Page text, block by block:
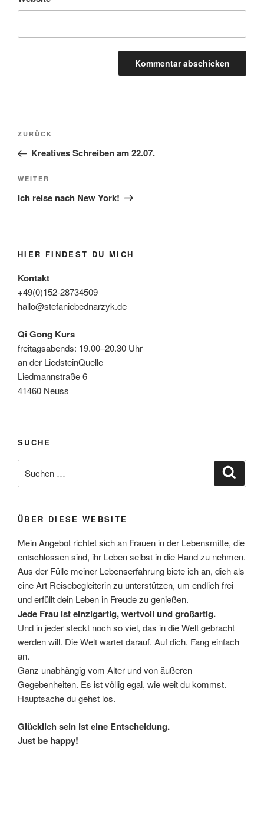
Beitragsnavigation
Vorheriger
Beitrag
ZURÜCK
Kreatives Schreiben am 22.07.
Nächster
Beitrag
WEITER
Ich reise nach New York!
HIER FINDEST DU MICH
Kontakt
+49(0)152-28734509
hallo@stefaniebednarzyk.de
Qi Gong Kurs
freitagsabends: 19.00–20.30 Uhr
an der LiedsteinQuelle
Liedmannstraße 6
41460 Neuss
SUCHE
nach:
ÜBER DIESE WEBSITE
Mein Angebot richtet sich an Frauen in der Lebensmitte, die
entschlossen sind, ihr Leben selbst in die Hand zu nehmen.
Aus der Fülle meiner Lebenserfahrung biete ich an, dich als
eine Art Reisebegleiterin zu unterstützen, um endlich frei
und erfüllt dein Leben in Freude zu genießen.
Jede Frau ist einzigartig, wertvoll und großartig.
Und in jeder steckt noch so viel, das in die Welt gebracht
werden will. Die Welt wartet darauf. Auf dich. Fang einfach
an.
Ganz unabhängig vom Alter und von äußeren
Gegebenheiten. Es ist völlig egal, wie weit du kommst.
Hauptsache du gehst los.
Glücklich sein ist eine Entscheidung.
Just be happy!